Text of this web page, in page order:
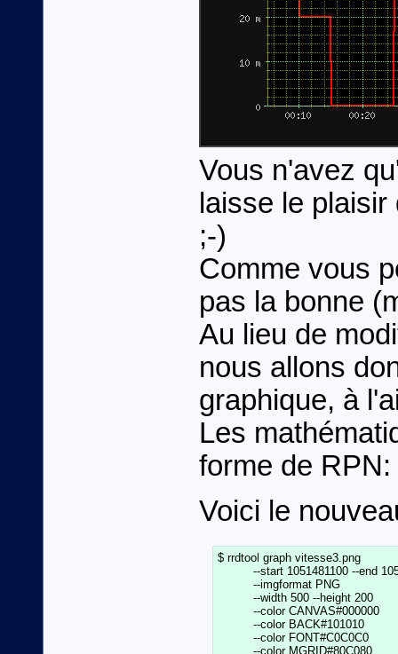
Vous n'avez
laisse le
;-)
Comme vous
pas la bonne
Au lieu de
nous allons
graphique, à
Les
forme de
Voici le
$ rrdtool graph vitesse3.png
--start 1051481100 --end
--imgformat PNG
          --color CANVAS#000000				  \